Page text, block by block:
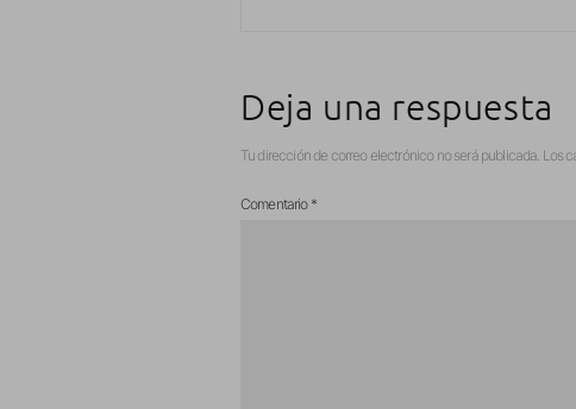
Deja una respuesta
Tu dirección de correo electrónico no será publicada. Los
Comentario *